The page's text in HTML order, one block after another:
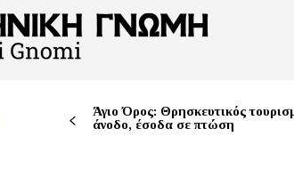
Άγιο Όρος: Θρησκευτικός
άνοδο, έσοδα σε πτώση